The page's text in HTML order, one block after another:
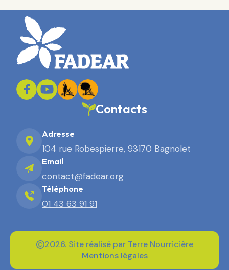
Contacts
Adresse
104 rue Robespierre, 93170 Bagnolet
Email
contact@fadear.org
Téléphone
01 43 63 91 91
2026. Site réalisé par Terre Nourricière
Mentions légales